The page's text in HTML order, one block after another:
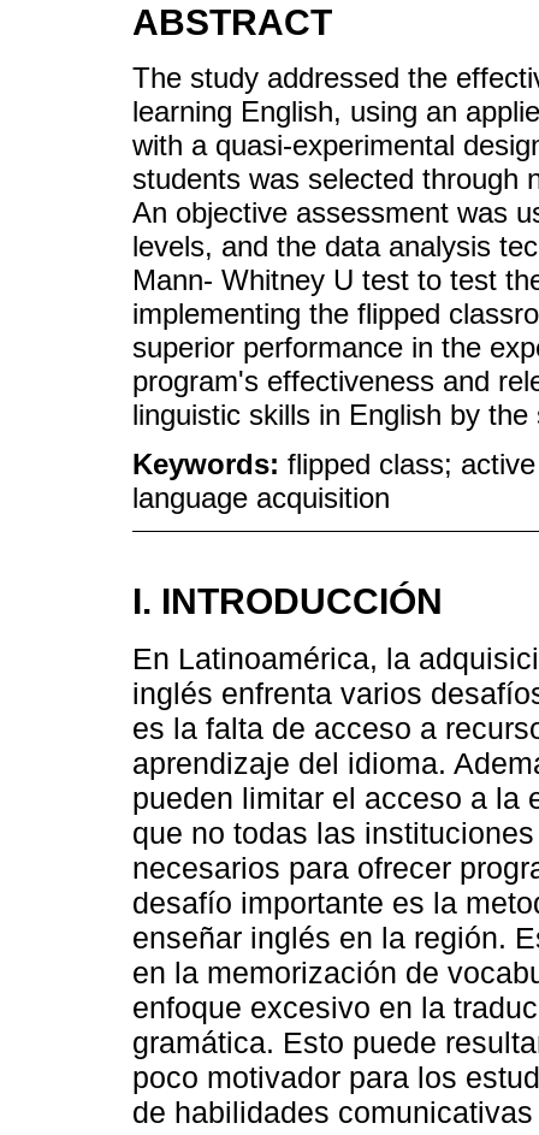
ABSTRACT
The study addressed the
learning English, using an
with a quasi-experimental
students was selected through
An objective assessment was
levels, and the data analysis
Mann- Whitney U test to test
implementing the flipped
superior performance in the
program's effectiveness and
linguistic skills in English by the
Keywords: flipped class;
language acquisition
I. INTRODUCCIÓN
En Latinoamérica, la
inglés enfrenta varios
es la falta de acceso a
aprendizaje del idioma.
pueden limitar el acceso a la
que no todas las
necesarios para ofrecer
desafío importante es la
enseñar inglés en la región.
en la memorización de
enfoque excesivo en la
gramática. Esto puede
poco motivador para los
de habilidades